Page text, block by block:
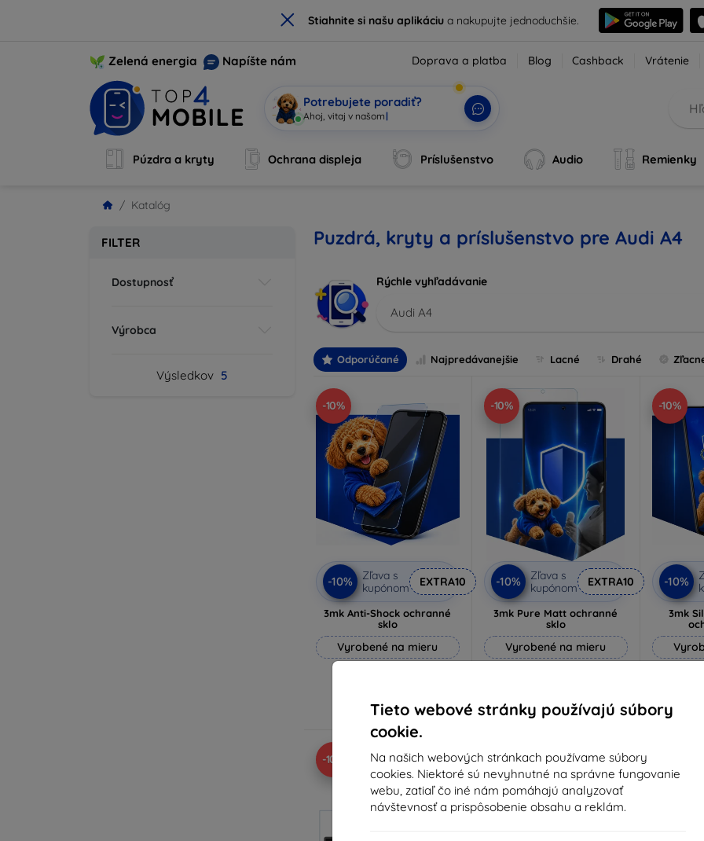
× Stiahnite si našu aplikáciua nakupujte jednoduchšie.
Tieto webové stránky používajú súbory
cookie.
Na našich webových stránkach používame súbory
cookies. Niektoré sú nevyhnutné na správne fungovanie
webu, zatiaľ čo iné nám pomáhajú analyzovať
návštevnosť a prispôsobenie obsahu a reklám.
Zelená energia Napíšte nám Doprava a platba Blog Cashback Vrátenie
Potrebujete poradiť?
Som
Púzdra a kryty Ochrana displeja Príslušenstvo Audio Remienky
Katalóg
FILTER
Dostupnosť
Výrobca
Výsledkov 5
Puzdrá, kryty a príslušenstvo pre Audi A4
Rýchle vyhľadávanie
Audi A4
Odporúčané Najpredávanejšie Lacné Drahé
-10%
-10%
Zľava s
kupónom
EXTRA10
3mk Anti-Shock ochranné
sklo
Vyrobené na mieru
Na sklade > 5 ks
-10%
-10%
Zľava s
kupónom
EXTRA10
3mk Pure Matt ochranné
sklo
Vyrobené na mieru
Na sklade > 5 ks
-10%
-10%
3mk
-10%